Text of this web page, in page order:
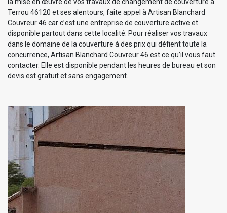
Terrou 46120 et ses alentours, faite appel à Artisan Blanchard
Couvreur 46 car c’est une entreprise de couverture active et
disponible partout dans cette localité. Pour réaliser vos travaux
dans le domaine de la couverture à des prix qui défient toute la
concurrence, Artisan Blanchard Couvreur 46 est ce qu’il vous faut
contacter. Elle est disponible pendant les heures de bureau et son
devis est gratuit et sans engagement.